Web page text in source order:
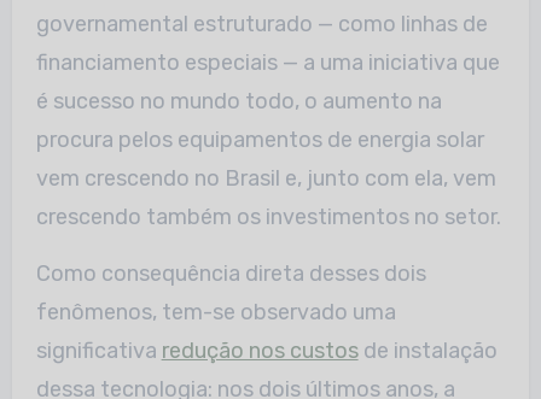
governamental estruturado — como linhas de
financiamento especiais — a uma iniciativa que
é sucesso no mundo todo, o aumento na
procura pelos equipamentos de energia solar
vem crescendo no Brasil e, junto com ela, vem
crescendo também os investimentos no setor.
Como consequência direta desses dois
fenômenos, tem-se observado uma
significativa redução nos custosde instalação
dessa tecnologia: nos dois últimos anos, a